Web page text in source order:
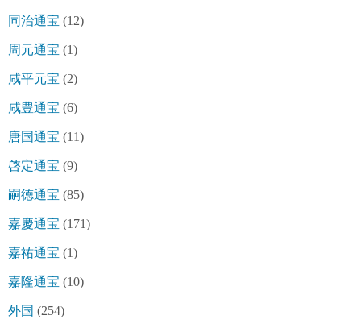
同治通宝 (12)
周元通宝 (1)
咸平元宝 (2)
咸豊通宝 (6)
唐国通宝 (11)
啓定通宝 (9)
嗣徳通宝 (85)
嘉慶通宝 (171)
嘉祐通宝 (1)
嘉隆通宝 (10)
外国 (254)